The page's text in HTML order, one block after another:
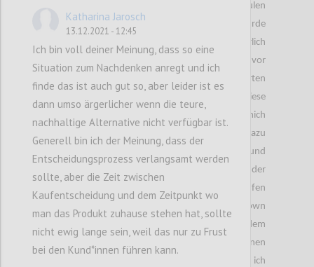
bleiben. Zusätzlich kam es zur Schließung von Schulen
und Universitäten und das distance learning wurde
eingeführt. Für mich persönlich war dies körperlich
sehr belastend, da ich sehr viel Zeit im Bett und vor
dem PC verbracht habe. Daraus resultierten
Verspannungen im Nacken und im Rücken, diese
führten wiederum zu Schmerzen. Also habe ich mich
nach Rücksprache mit einer Physiotherapeutin dazu
entschieden ein neues Bett inklusive Matratze und
Polstern zu kaufen. Nach dem Kauf des Bettes und der
Polster habe ich zusätzlich einen Topper kaufen
wollen. Am letzten Tag vor dem jetzigen Lockdown
habe ich einige ,,Matratzen Concord“ Shops nach dem
passenden Topper abgesucht und auch den einen
gefunden. Jedoch war dieser reserviert und ich
Katharina Jarosch
13.12.2021 - 12:45
Ich bin voll deiner Meinung, dass so eine
Situation zum Nachdenken anregt und ich
finde das ist auch gut so, aber leider ist es
dann umso ärgerlicher wenn die teure,
nachhaltige Alternative nicht verfügbar ist.
Generell bin ich der Meinung, dass der
Entscheidungsprozess verlangsamt werden
sollte, aber die Zeit zwischen
Kaufentscheidung und dem Zeitpunkt wo
man das Produkt zuhause stehen hat, sollte
nicht ewig lange sein, weil das nur zu Frust
bei den Kund*innen führen kann.